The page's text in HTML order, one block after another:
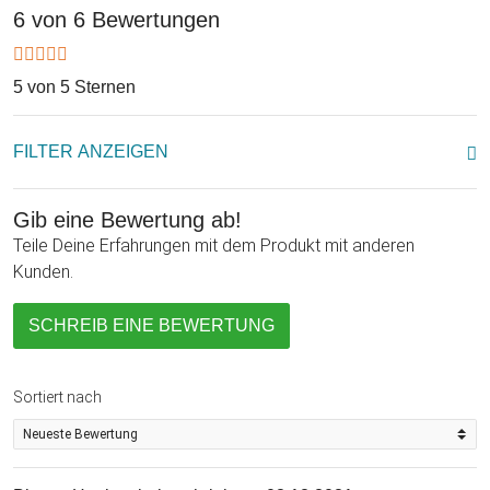
Haushaltshilfe ist er optimal, auch als moderner, stylischer
Blickfang muss er sich nicht verstecken. Ist er als Geschenk
gedacht? Dann kannst Du ihn auf Wunsch individuell auf der
oberen Vorderseite gravieren lassen. Zum Beispiel "Rudis
Vorstellungen.
6 von 6 Bewertungen
5 von 5 Sternen
FILTER ANZEIGEN
Gib eine Bewertung ab!
Teile Deine Erfahrungen mit dem Produkt mit anderen
Kunden.
SCHREIB EINE BEWERTUNG
Sortiert nach